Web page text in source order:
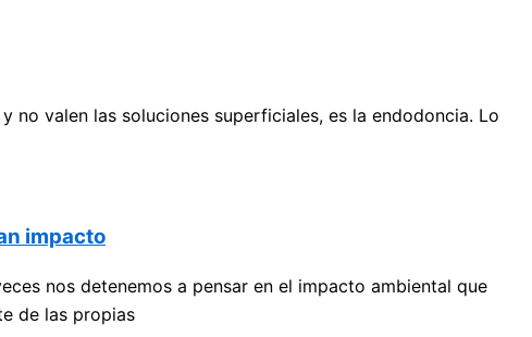
valen las soluciones superficiales, es la endodoncia. Lo
impacto
nos detenemos a pensar en el impacto ambiental que
de las propias